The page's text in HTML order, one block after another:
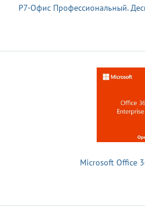
Р7-Офис Профессиональный.
Microsoft Office